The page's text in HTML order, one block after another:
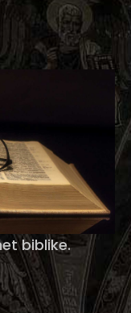
biblike.